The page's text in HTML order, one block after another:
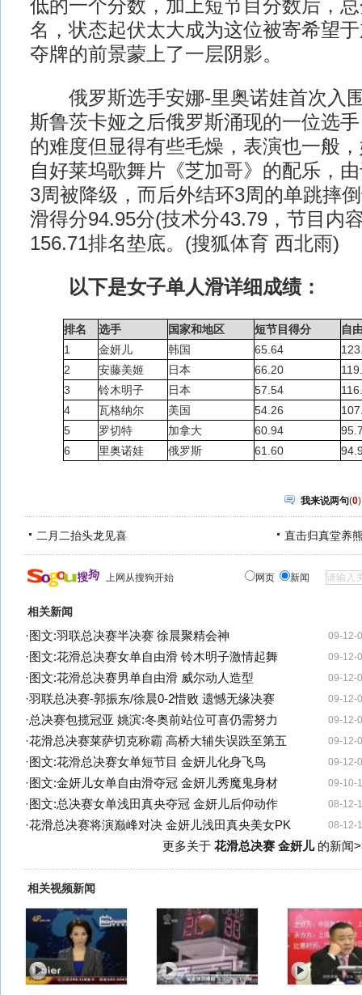
低的一个分数，加上短节目分数后，
名，状态起伏太大成为这位被寄希望
夺牌的前景蒙上了一层阴影。
俄罗斯选手安娜-里奥诺娃首次入
斯鲁茨卡娅之后俄罗斯涌现的一位选
的难度但显得有些毛燥，表演也一般
自好莱坞歌舞片《芝加哥》的配乐，
3周被降级，而后外结环3周的单跳摔
滑得分94.95分(技术分43.79，节目内
156.71排名垫底。(搜狐体育 西北雨)
以下是女子单人滑详细成绩：
排名 选手 国家和地区 短节目得分
自
1
金妍儿 韩国 65.64
2
安藤美姬 日本 66.20
3
铃木明子 日本 57.54
4
瓦格纳尔 美国 54.26
5
罗切特 加拿大 60.94
6
里奥诺娃 俄罗斯 61.60
我来说两句(0)
二月二抬头龙见喜 直击归真堂养
上网从搜狗开始 网页 新闻
相关新闻
09-12-
· 图文:羽联总决赛半决赛 徐晨聚精会神
09-12-
· 图文:花滑总决赛女单自由滑 铃木明子激情起舞
09-12-
· 图文:花滑总决赛男单自由滑 威尔动人造型
09-12-
·羽联总决赛-郭振东/徐晨0-2惜败 遗憾无缘决赛
09-12-
·总决赛包揽冠亚 姚滨:冬奥前站位可喜仍需努力
09-12-
·花滑总决赛莱萨切克称霸 高桥大辅失误跌至第五
09-12-
· 图文:花滑总决赛女单短节目 金妍儿化身飞鸟
09-10-
· 图文:金妍儿女单自由滑夺冠 金妍儿秀魔鬼身材
08-12-
· 图文:总决赛女单浅田真央夺冠 金妍儿后仰动作
08-12-
·花滑总决赛将演巅峰对决 金妍儿浅田真央美女PK
更多关于 花滑总决赛 金妍儿的新闻
相关视频新闻